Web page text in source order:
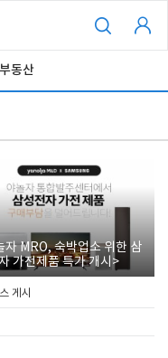
부동산
자 MRO, 숙박업소 위한 삼
가전제품 특가 개시>
게시